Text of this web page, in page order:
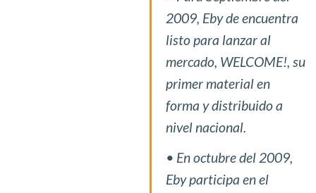
2009, Eby de encuentra
listo para lanzar al
mercado, WELCOME!, su
primer material en
forma y distribuido a
nivel nacional.
• En octubre del 2009,
Eby participa en el